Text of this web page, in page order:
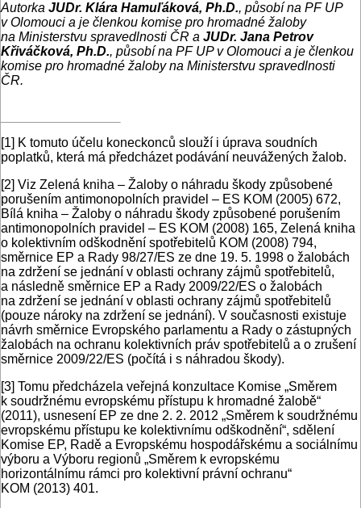
Autorka JUDr. Klára Hamuľáková, Ph.D., působí na PF UP
v Olomouci a je členkou komise pro hromadné žaloby
na Ministerstvu spravedlnosti ČR a JUDr. Jana Petrov
Křiváčková, Ph.D., působí na PF UP v Olomouci a je členkou
komise pro hromadné žaloby na Ministerstvu spravedlnosti
ČR.
[1] K tomuto účelu koneckonců slouží i úprava soudních
poplatků, která má předcházet podávání neuvážených žalob.
[2] Viz Zelená kniha – Žaloby o náhradu škody způsobené
porušením antimonopolních pravidel – ES KOM (2005) 672,
Bílá kniha – Žaloby o náhradu škody způsobené porušením
antimonopolních pravidel – ES KOM (2008) 165, Zelená kniha
o kolektivním odškodnění spotřebitelů KOM (2008) 794,
směrnice EP a Rady 98/27/ES ze dne 19. 5. 1998 o žalobách
na zdržení se jednání v oblasti ochrany zájmů spotřebitelů,
a následně směrnice EP a Rady 2009/22/ES o žalobách
na zdržení se jednání v oblasti ochrany zájmů spotřebitelů
(pouze nároky na zdržení se jednání). V současnosti existuje
návrh směrnice Evropského parlamentu a Rady o zástupných
žalobách na ochranu kolektivních práv spotřebitelů a o zrušení
směrnice 2009/22/ES (počítá i s náhradou škody).
[3] Tomu předcházela veřejná konzultace Komise „Směrem
k soudržnému evropskému přístupu k hromadné žalobě“
(2011), usnesení EP ze dne 2. 2. 2012 „Směrem k soudržnému
evropskému přístupu ke kolektivnímu odškodnění“, sdělení
Komise EP, Radě a Evropskému hospodářskému a sociálnímu
výboru a Výboru regionů „Směrem k evropskému
horizontálnímu rámci pro kolektivní právní ochranu“
KOM (2013) 401.